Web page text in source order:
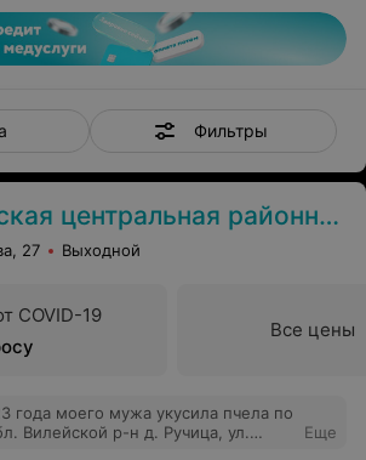
Фильтры
центральная районная больница
27 Выходной
COVID-19
Все цены
года моего мужа укусила пчела по
Вилейской р-н д. Ручица, ул.
Еще